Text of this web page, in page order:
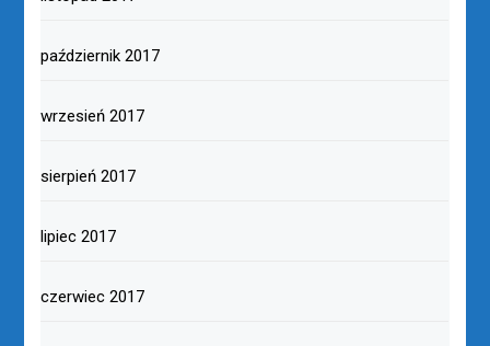
październik 2017
wrzesień 2017
sierpień 2017
lipiec 2017
czerwiec 2017